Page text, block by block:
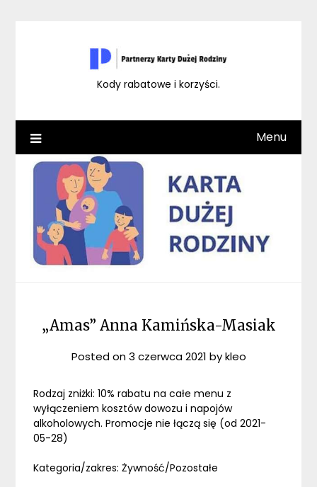
Kody rabatowe i korzyści.
Menu
„Amas” Anna Kamińska-Masiak
Posted on3 czerwca 2021 bykleo
Rodzaj zniżki: 10% rabatu na całe menu z
wyłączeniem kosztów dowozu i napojów
alkoholowych. Promocje nie łączą się (od 2021-
05-28)
Kategoria/zakres: Żywność/Pozostałe